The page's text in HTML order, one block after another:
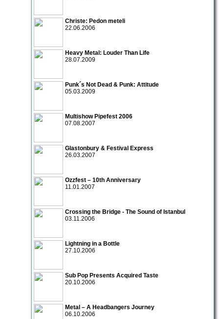
Christe: Pedon meteli
22.06.2006
Heavy Metal: Louder Than Life
28.07.2009
Punk´s Not Dead & Punk: Attitude
05.03.2009
Multishow Pipefest 2006
07.08.2007
Glastonbury & Festival Express
26.03.2007
Ozzfest – 10th Anniversary
11.01.2007
Crossing the Bridge - The Sound of Istanbul
03.11.2006
Lightning in a Bottle
27.10.2006
Sub Pop Presents Acquired Taste
20.10.2006
Metal – A Headbangers Journey
06.10.2006